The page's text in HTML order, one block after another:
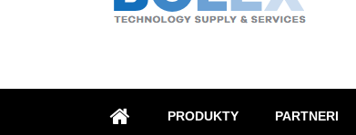
ÚVOD
PRODUKTY PARTNERI